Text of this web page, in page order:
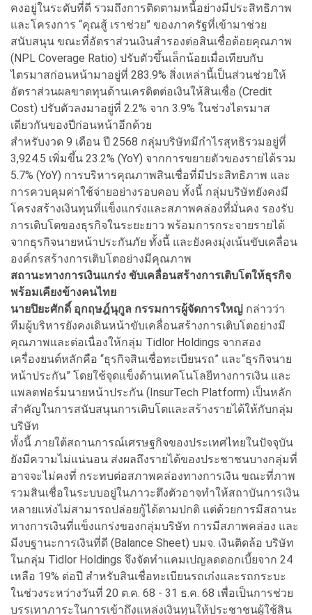
คงอยู่ในระดับที่ดี รวมถึงการติดตามหนี้อย่างมีประสิทธิภาพ
และโครงการ “คุณสู้ เราช่วย” ของภาครัฐที่เข้ามาช่วย
สนับสนุน ขณะที่อัตราส่วนเงินสำรองต่อสินเชื่อด้อยคุณภาพ
(NPL Coverage Ratio) ปรับตัวขึ้นเล็กน้อยเมื่อเทียบกับ
ไตรมาสก่อนหน้ามาอยู่ที่ 283.9% สิ่งเหล่านี้เป็นส่วนช่วยให้
อัตราส่วนผลขาดทุนด้านเครดิตต่อเงินให้สินเชื่อ (Credit
Cost) ปรับตัวลงมาอยู่ที่ 2.2% จาก 3.9% ในช่วงไตรมาส
เดียวกันของปีก่อนหน้าอีกด้วย
สำหรับงวด 9 เดือน ปี 2568 กลุ่มบริษัทมีกำไรสุทธิรวมอยู่ที่
3,924.5 เพิ่มขึ้น 23.2% (YoY) จากการขยายตัวของรายได้รวม
5.7% (YoY) การบริหารคุณภาพสินเชื่อที่มีประสิทธิภาพ และ
การควบคุมค่าใช้จ่ายอย่างรอบคอบ ทั้งนี้ กลุ่มบริษัทยังคงมี
โครงสร้างเงินทุนที่แข็งแกร่งและสภาพคล่องที่มั่นคง รองรับ
การเติบโตของธุรกิจในระยะยาว พร้อมการกระจายรายได้
จากธุรกิจนายหน้าประกันภัย ทั้งนี้ และยังคงมุ่งเน้นขับเคลื่อน
องค์กรสร้างการเติบโตอย่างมีคุณภาพ
สถานะทางการเงินแกร่ง ขับเคลื่อนสร้างการเติบโตให้ธุรกิจ
พร้อมเคียงข้างคนไทย
นายปิยะศักดิ์ อุกฤษฎ์นุกูล กรรมการผู้จัดการใหญ่ กล่าวว่า
ทีมผู้บริหารยังคงเดินหน้าขับเคลื่อนสร้างการเติบโตอย่างมี
คุณภาพและต่อเนื่องให้กลุ่ม Tidlor Holdings จากสอง
เครื่องยนต์หลักคือ “ธุรกิจสินเชื่อทะเบียนรถ” และ“ธุรกิจนาย
หน้าประกัน” โดยใช้จุดแข็งด้านเทคโนโลยีทางการเงิน และ
แพลตฟอร์มนายหน้าประกัน (InsurTech Platform) เป็นหลัก
สำคัญในการสนับสนุนการเติบโตและสร้างรายได้ให้กับกลุ่ม
บริษัท
ทั้งนี้ ภายใต้สถานการณ์เศรษฐกิจของประเทศไทยในปัจจุบัน
ยังมีความไม่แน่นอน ส่งผลถึงรายได้ของประชาชนบางกลุ่มที่
อาจจะไม่คงที่ กระทบต่อสภาพคล่องทางการเงิน ขณะที่ภาพ
รวมสินเชื่อในระบบอยู่ในภาวะตึงตัวอาจทำให้สถาบันการเงิน
หลายแห่งไม่สามารถปล่อยกู้ได้ตามปกติ แต่ด้วยการมีสถานะ
ทางการเงินที่แข็งแกร่งของกลุ่มบริษัท การมีสภาพคล่อง และ
มีงบฐานะการเงินที่ดี (Balance Sheet) บมจ. เงินติดล้อ บริษัท
ในกลุ่ม Tidlor Holdings จึงจัดทำแคมเปญลดดอกเบี้ยจาก 24
เหลือ 19% ต่อปี สำหรับสินเชื่อทะเบียนรถเก๋งและรถกระบะ
ในช่วงระหว่างวันที่ 20 ต.ค. 68 - 31 ธ.ค. 68 เพื่อเป็นการช่วย
บรรเทาภาระในการเข้าถึงแหล่งเงินทุนให้ประชาชนผู้ใช้สิน